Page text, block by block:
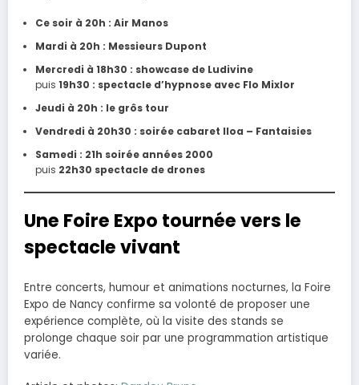
Ce soir à 20h : Air Manos
Mardi à 20h : Messieurs Dupont
Mercredi à 18h30 : showcase de Ludivine
puis 19h30 : spectacle d’hypnose avec Flo Mixlor
Jeudi à 20h : le grôs tour
Vendredi à 20h30 : soirée cabaret Iloa – Fantaisies
Samedi : 21h soirée années 2000
puis 22h30 spectacle de drones
Une Foire Expo tournée vers le
spectacle vivant
Entre concerts, humour et animations nocturnes, la Foire
Expo de Nancy confirme sa volonté de proposer une
expérience complète, où la visite des stands se
prolonge chaque soir par une programmation artistique
variée.